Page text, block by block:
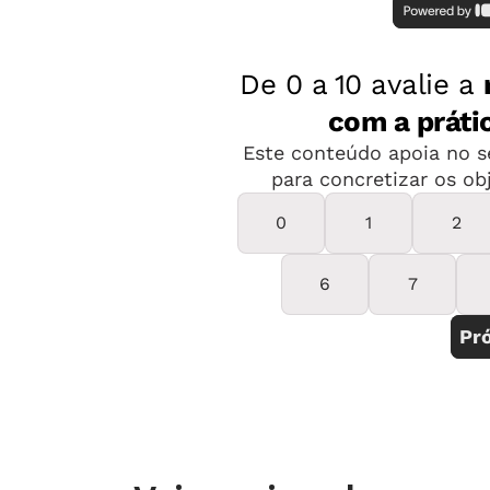
O eu, o outro e o nós
Corpo, gestos e movimentos
Traços, sons, cores e formas
Escuta, fala, pensamento e
Uma leitura rápida da Base pode
organizar as atividades separando
planejamentos incompletos, que